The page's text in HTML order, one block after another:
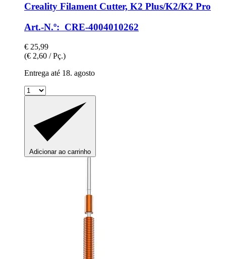
Creality Filament Cutter, K2 Plus/K2/K2 Pro
Art.-N.º: CRE-4004010262
€ 25,99
(€ 2,60 / Pç.)
Entrega até 18. agosto
Adicionar ao carrinho